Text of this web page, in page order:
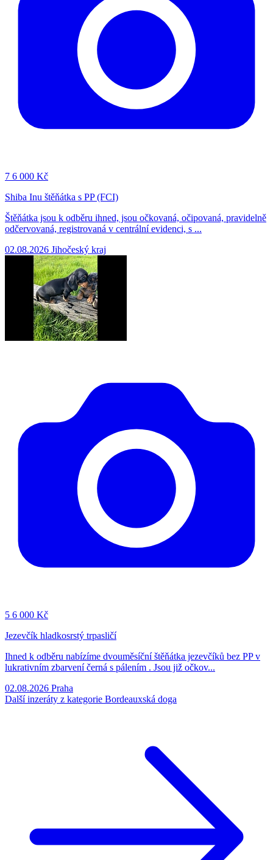
7 6 000 Kč
Shiba Inu štěňátka s PP (FCI)
Štěňátka jsou k odběru ihned, jsou očkovaná, očipovaná, pravidelně
odčervovaná, registrovaná v centrální evidenci, s ...
02.08.2026 Jihočeský kraj
5 6 000 Kč
Jezevčík hladkosrstý trpasličí
Ihned k odběru nabízíme dvouměsíční štěňátka jezevčíků bez PP v
lukrativním zbarvení černá s pálením . Jsou již očkov...
02.08.2026 Praha
Další inzeráty z kategorie Bordeauxská doga